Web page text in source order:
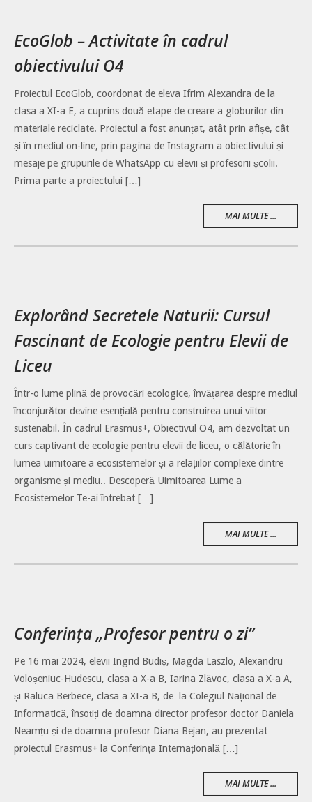
EcoGlob – Activitate în cadrul
obiectivului O4
Proiectul EcoGlob, coordonat de eleva Ifrim Alexandra de la
clasa a XI-a E, a cuprins două etape de creare a globurilor din
materiale reciclate. Proiectul a fost anunțat, atât prin afișe, cât
și în mediul on-line, prin pagina de Instagram a obiectivului și
mesaje pe grupurile de WhatsApp cu elevii și profesorii școlii.
Prima parte a proiectului […]
MAI MULTE ...
Explorând Secretele Naturii: Cursul
Fascinant de Ecologie pentru Elevii de
Liceu
Într-o lume plină de provocări ecologice, învățarea despre mediul
înconjurător devine esențială pentru construirea unui viitor
sustenabil. În cadrul Erasmus+, Obiectivul O4, am dezvoltat un
curs captivant de ecologie pentru elevii de liceu, o călătorie în
lumea uimitoare a ecosistemelor și a relațiilor complexe dintre
organisme și mediu.. Descoperă Uimitoarea Lume a
Ecosistemelor Te-ai întrebat […]
MAI MULTE ...
Conferința „Profesor pentru o zi”
Pe 16 mai 2024, elevii Ingrid Budiș, Magda Laszlo, Alexandru
Voloșeniuc-Hudescu, clasa a X-a B, Iarina Zlăvoc, clasa a X-a A,
și Raluca Berbece, clasa a XI-a B, de la Colegiul Național de
Informatică, însoțiți de doamna director profesor doctor Daniela
Neamțu și de doamna profesor Diana Bejan, au prezentat
proiectul Erasmus+ la Conferința Internațională […]
MAI MULTE ...